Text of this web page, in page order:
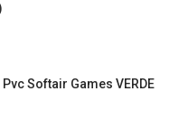
Pvc Softair Games VERDE